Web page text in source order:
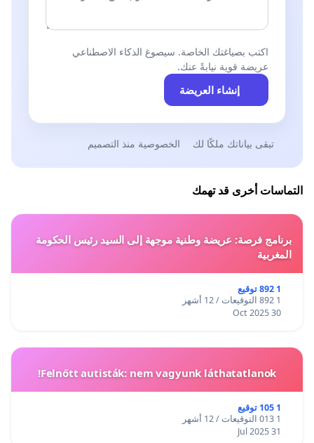
اكتب بصياغتك الخاصة. سيصوغ الذكاء الاصطناعي
عريضة قوية نيابةً عنك.
إنشاء العريضة
تبقى بياناتك ملكًا لك الخصوصية منذ التصميم
التماسات أخرى قد تهمك
برنامج فرصة: عريضة وطنية موجهة إلى السيد رئيس الحكومة
المغربية
1 892 توقيع
1 892 التوقيعات / 12 أشهر
30 Oct 2025
Felnőtt autisták: nem vagyunk láthatatlanok!
1 105 توقيع
1 013 التوقيعات / 12 أشهر
31 Jul 2025